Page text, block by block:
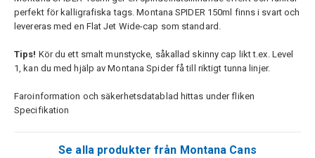
perfekt för kalligrafiska tags. Montana SPIDER 150ml finns i svart och
levereras med en Flat Jet Wide-cap som standard.
Tips! Kör du ett smalt munstycke, såkallad skinny cap likt t.ex. Level
1, kan du med hjälp av Montana Spider få till riktigt tunna linjer.
Faroinformation och säkerhetsdatablad hittas under fliken
Specifikation
Se alla produkter från Montana Cans